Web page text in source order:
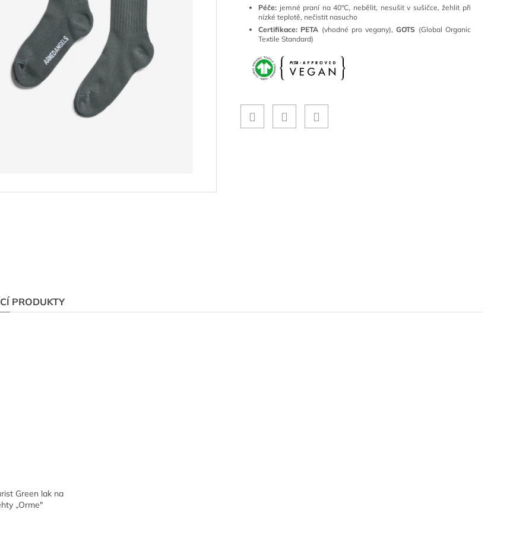
Péče: jemné praní na 40°C, nebělit, nesušit v sušičce, žehlit při
nízké teplotě, nečistit nasucho
Certifikace: PETA (vhodné pro vegany),GOTS (Global Organic
Textile Standard)
PRODUKTY
Green lak na
„Orme"